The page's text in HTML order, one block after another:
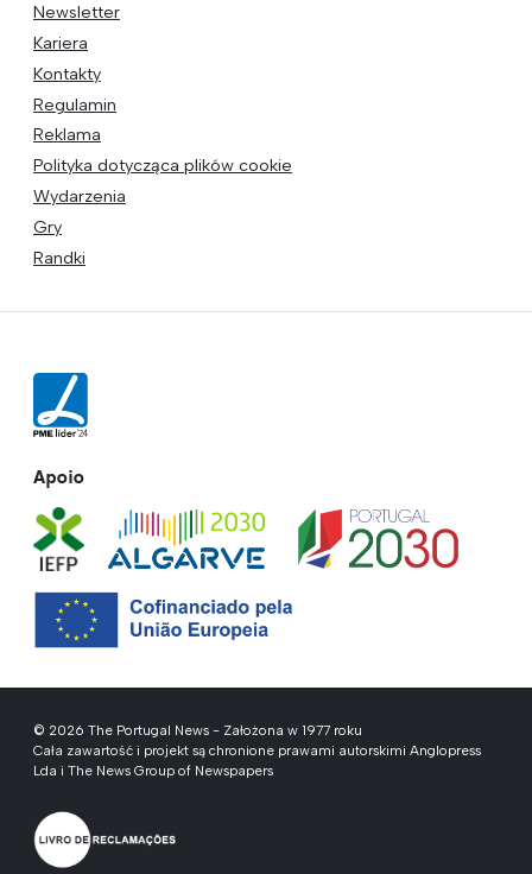
Newsletter
Kariera
Kontakty
Regulamin
Reklama
Polityka dotycząca plików cookie
Wydarzenia
Gry
Randki
Apoio
© 2026 The Portugal News - Założona w 1977 roku
Cała zawartość i projekt są chronione prawami autorskimi Anglopress
Lda i The News Group of Newspapers